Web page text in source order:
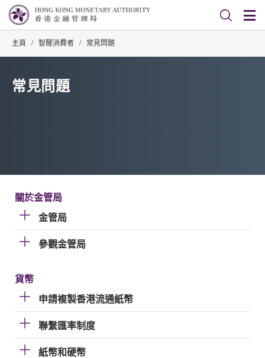
主頁 / 智醒消費者 / 常見問題
常見問題
關於金管局
金管局
參觀金管局
貨幣
申請複製香港流通紙幣
聯繫匯率制度
紙幣和硬幣